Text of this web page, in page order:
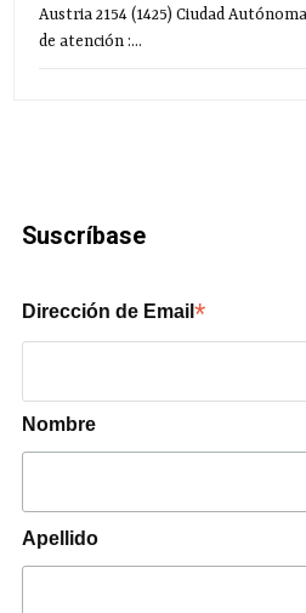
Austria 2154 (1425) Ciudad
de atención :...
Suscríbase
Dirección de Email*
Nombre
Apellido